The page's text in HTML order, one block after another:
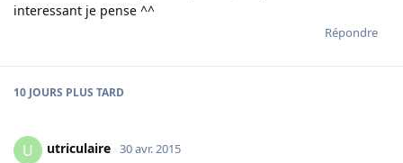
interessant je pense ^^
Répondre
10 JOURS PLUS TARD
U utriculaire 30 avr. 2015